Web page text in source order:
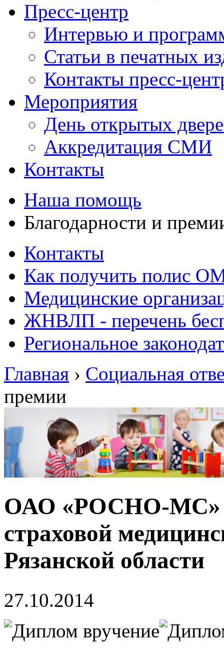
Пресс-центр
Интервью и
Статьи в печатных
Контакты пресс-
Мероприятия
День открытых
Аккредитация СМИ
Контакты
Наша помощь
Благодарности и
Контакты
Как получить полис
Медицинские
ЖНВЛП - перечень
Региональное
Главная › Социальная
премии
ОАО «РОСНО-МС»
страховой
Рязанской области
27.10.2014